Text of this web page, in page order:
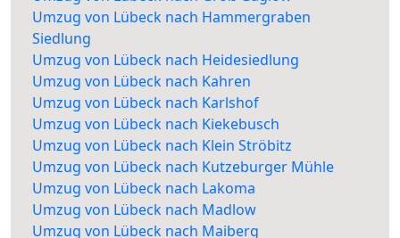
Umzug von Lübeck nach Hammergraben
Siedlung
Umzug von Lübeck nach Heidesiedlung
Umzug von Lübeck nach Kahren
Umzug von Lübeck nach Karlshof
Umzug von Lübeck nach Kiekebusch
Umzug von Lübeck nach Klein Ströbitz
Umzug von Lübeck nach Kutzeburger Mühle
Umzug von Lübeck nach Lakoma
Umzug von Lübeck nach Madlow
Umzug von Lübeck nach Maiberg